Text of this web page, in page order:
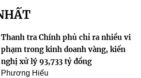
Thanh tra Chính phủ chỉ ra nhiều vi
phạm trong kinh doanh vàng, kiến
nghị xử lý 93,733 tỷ đồng
Phương Hiếu